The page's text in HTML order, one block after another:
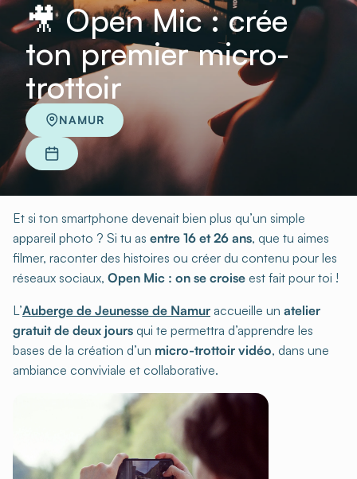
🎥 Open Mic : crée
ton premier micro-
trottoir
NAMUR
Et si ton smartphone devenait bien plus qu’un simple
appareil photo ? Si tu as entre 16 et 26 ans, que tu aimes
filmer, raconter des histoires ou créer du contenu pour les
réseaux sociaux, Open Mic : on se croise est fait pour toi !
L’Auberge de Jeunesse de Namur accueille un atelier
gratuit de deux jours qui te permettra d’apprendre les
bases de la création d’un micro-trottoir vidéo, dans une
ambiance conviviale et collaborative.